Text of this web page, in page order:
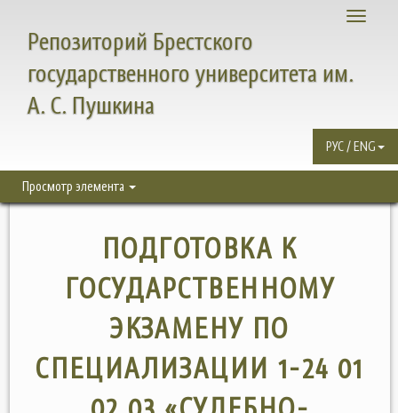
Toggle
Репозиторий Брестского
государственного университета им.
А. С. Пушкина
РУС / ENG
Просмотр элемента
ПОДГОТОВКА К
ГОСУДАРСТВЕННОМУ
ЭКЗАМЕНУ ПО
СПЕЦИАЛИЗАЦИИ 1-24 01